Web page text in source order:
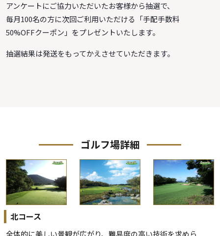
アンケートにご協力いただいたお客様から抽選で、
毎月100名の方に次回ご利用いただける「手配手数料
50%OFFクーポン」をプレゼントいたします。
抽選結果は発送をもってかえさせていただきます。
ゴルフ場詳細
北コース
全体的に美しい景観が広がり、難易度の高い技術を求めら